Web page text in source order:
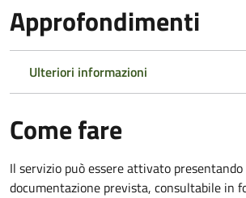
Approfondimenti
Ulteriori informazioni
Come fare
Il servizio può essere attivato
documentazione prevista, consultabile in